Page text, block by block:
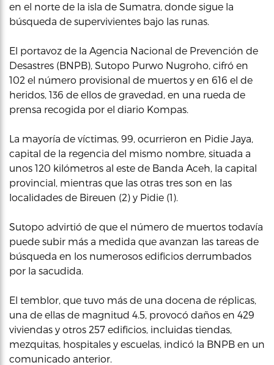
en el norte de la isla de Sumatra, donde sigue la
búsqueda de supervivientes bajo las runas.
El portavoz de la Agencia Nacional de Prevención de
Desastres (BNPB), Sutopo Purwo Nugroho, cifró en
102 el número provisional de muertos y en 616 el de
heridos, 136 de ellos de gravedad, en una rueda de
prensa recogida por el diario Kompas.
La mayoría de víctimas, 99, ocurrieron en Pidie Jaya,
capital de la regencia del mismo nombre, situada a
unos 120 kilómetros al este de Banda Aceh, la capital
provincial, mientras que las otras tres son en las
localidades de Bireuen (2) y Pidie (1).
Sutopo advirtió de que el número de muertos todavía
puede subir más a medida que avanzan las tareas de
búsqueda en los numerosos edificios derrumbados
por la sacudida.
El temblor, que tuvo más de una docena de réplicas,
una de ellas de magnitud 4.5, provocó daños en 429
viviendas y otros 257 edificios, incluidas tiendas,
mezquitas, hospitales y escuelas, indicó la BNPB en un
comunicado anterior.